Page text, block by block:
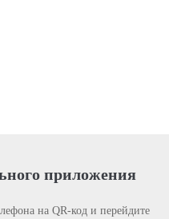
приложения
на QR-код и перейдите